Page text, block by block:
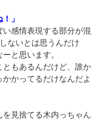
」
感情表現する部分が混
ないとは思うんだけ
と思います。
もあるんだけど、誰か
かってるだけなんだよ
見捨てる木内っちゃん